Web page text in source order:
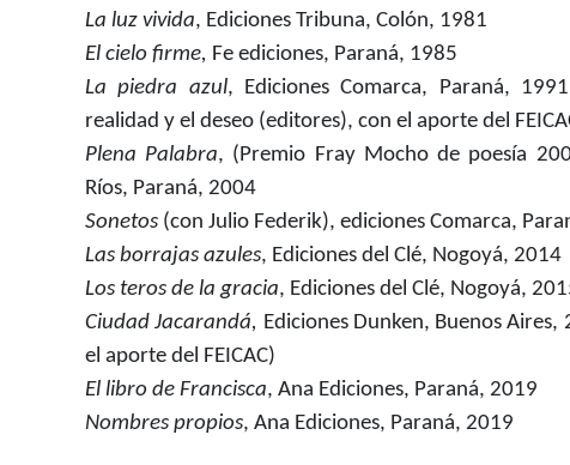
La luz vivida, Ediciones Tribuna, Colón, 1981
El cielo firme, Fe ediciones, Paraná, 1985
La piedra azul, Ediciones Comarca, Paraná,
realidad y el deseo (editores), con el aporte del
Plena Palabra, (Premio Fray Mocho de poesía
Ríos, Paraná, 2004
Sonetos (con Julio Federik), ediciones Comarca,
Las borrajas azules, Ediciones del Clé, Nogoyá, 2014
Los teros de la gracia, Ediciones del Clé, Nogoyá,
Ciudad Jacarandá, Ediciones Dunken, Buenos
el aporte del FEICAC)
El libro de Francisca, Ana Ediciones, Paraná, 2019
Nombres propios, Ana Ediciones, Paraná, 2019